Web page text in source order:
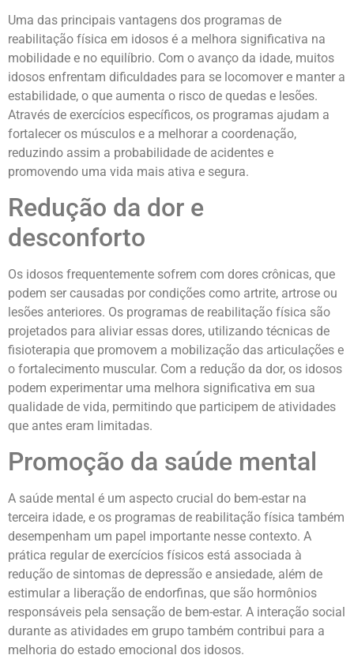
Uma das principais vantagens dos programas de
reabilitação física em idosos é a melhora significativa na
mobilidade e no equilíbrio. Com o avanço da idade, muitos
idosos enfrentam dificuldades para se locomover e manter a
estabilidade, o que aumenta o risco de quedas e lesões.
Através de exercícios específicos, os programas ajudam a
fortalecer os músculos e a melhorar a coordenação,
reduzindo assim a probabilidade de acidentes e
promovendo uma vida mais ativa e segura.
Redução da dor e
desconforto
Os idosos frequentemente sofrem com dores crônicas, que
podem ser causadas por condições como artrite, artrose ou
lesões anteriores. Os programas de reabilitação física são
projetados para aliviar essas dores, utilizando técnicas de
fisioterapia que promovem a mobilização das articulações e
o fortalecimento muscular. Com a redução da dor, os idosos
podem experimentar uma melhora significativa em sua
qualidade de vida, permitindo que participem de atividades
que antes eram limitadas.
Promoção da saúde mental
A saúde mental é um aspecto crucial do bem-estar na
terceira idade, e os programas de reabilitação física também
desempenham um papel importante nesse contexto. A
prática regular de exercícios físicos está associada à
redução de sintomas de depressão e ansiedade, além de
estimular a liberação de endorfinas, que são hormônios
responsáveis pela sensação de bem-estar. A interação social
durante as atividades em grupo também contribui para a
melhoria do estado emocional dos idosos.